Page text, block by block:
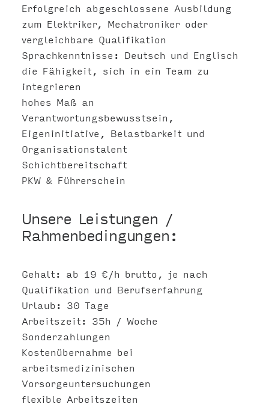
Erfolgreich abgeschlossene Ausbildung
zum Elektriker, Mechatroniker oder
vergleichbare Qualifikation
Sprachkenntnisse: Deutsch und Englisch
die Fähigkeit, sich in ein Team zu
integrieren
hohes Maß an
Verantwortungsbewusstsein,
Eigeninitiative, Belastbarkeit und
Organisationstalent
Schichtbereitschaft
PKW & Führerschein
Unsere Leistungen /
Rahmenbedingungen:
Gehalt: ab 19 €/h brutto, je nach
Qualifikation und Berufserfahrung
Urlaub: 30 Tage
Arbeitszeit: 35h / Woche
Sonderzahlungen
Kostenübernahme bei
arbeitsmedizinischen
Vorsorgeuntersuchungen
flexible Arbeitszeiten